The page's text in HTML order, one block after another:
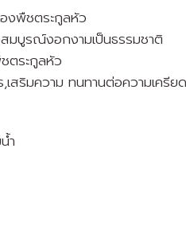
งพืชตระกูลหัว
มบูรณ์งอกงามเป็นธรรมชาติ
ตระกูลหัว
เสริมความ ทนทานต่อความเครี
ำ